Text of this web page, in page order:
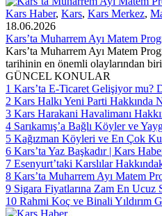
Kars Haber, Kars, Kars Merkez,
18.06.2026
Kars’ta Muharrem Ayı Matem
Kars’ta Muharrem Ayı Matem
tarihinin en önemli olaylarından
GÜNCEL KONULAR
1 Kars’ta E-Ticaret Gelişiyor mu?
2 Kars Halkı Yeni Parti Hakkında
3 Kars Harakani Havalimanı
4 Sarıkamış’a Bağlı Köyler ve
5 Kağızman Köyleri ve En Çok
6 Kars’ta Yaz Başkadır | Kars
7 Esenyurt’taki Karslılar
8 Kars’ta Muharrem Ayı Matem
9 Sigara Fiyatlarına Zam En Ucuz
10 Rahmi Koç ve Binali Yıldırım